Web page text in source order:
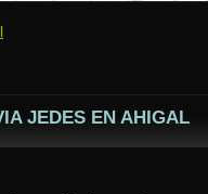
JEDES EN AHIGAL